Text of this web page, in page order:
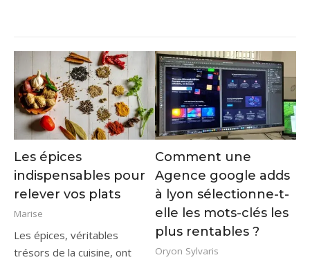
Les épices
indispensables pour
relever vos plats
Marise
Les épices, véritables
trésors de la cuisine, ont
Comment une
Agence google adds
à lyon sélectionne-t-
elle les mots-clés les
plus rentables ?
Oryon Sylvaris